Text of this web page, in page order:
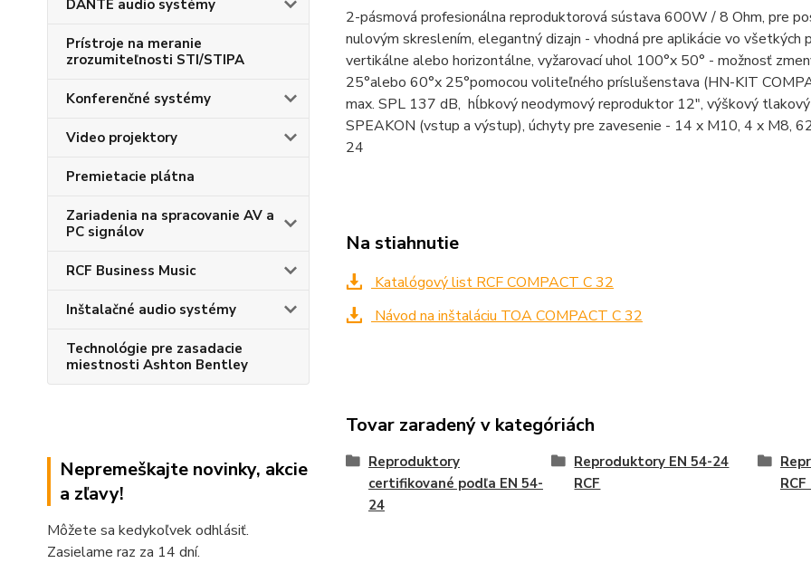
DANTE audio systémy
Prístroje na meranie
zrozumiteľnosti STI/STIPA
Konferenčné systémy
Video projektory
Premietacie plátna
Zariadenia na spracovanie AV a
PC signálov
RCF Business Music
Inštalačné audio systémy
Technológie pre zasadacie
miestnosti Ashton Bentley
Nepremeškajte novinky, akcie
a zľavy!
Môžete sa kedykoľvek odhlásiť.
Zasielame raz za 14 dní.
2-pásmová profesionálna reproduktorová sústava 600W / 8 Ohm, pre
nulovým skreslením, elegantný dizajn - vhodná pre aplikácie vo
vertikálne alebo horizontálne, vyžarovací uhol 100°x 50° - možnosť
25°alebo 60°x 25°pomocou voliteľného príslušenstava (HN-KIT
max. SPL 137 dB, hĺbkový neodymový reproduktor 12", výškový
SPEAKON (vstup a výstup), úchyty pre zavesenie - 14 x M10, 4 x M8,
24
Na stiahnutie
Katalógový list RCF COMPACT C 32
Návod na inštaláciu TOA COMPACT C 32
Tovar zaradený v kategóriách
Reproduktory
certifikované podľa EN 54-
24
Reproduktory EN 54-24
RCF